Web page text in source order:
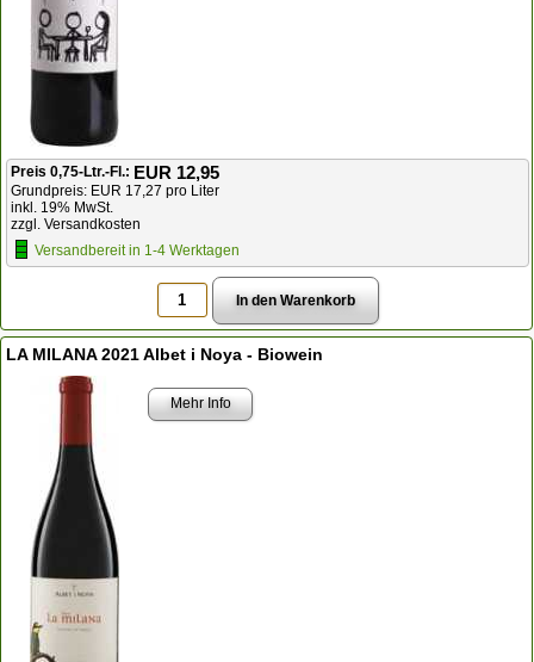
Preis 0,75-Ltr.-Fl.: EUR 12,95
Grundpreis: EUR 17,27 pro Liter
inkl. 19% MwSt.
zzgl. Versandkosten
Versandbereit in 1-4 Werktagen
LA MILANA 2021 Albet i Noya - Biowein
Mehr Info